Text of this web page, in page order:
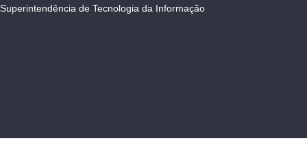
Superintendência de Tecnologia da Informação